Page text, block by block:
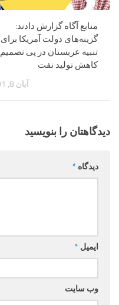
منابع آگاه گزارش دادند:
گزینه‌های دولت آمریکا برای
تنبیه عربستان در پی تصمیم
کاهش تولید نفت
آبان 8, 1401
دیدگاهتان را بنویسید
دیدگاه *
ایمیل *
وب‌ سایت